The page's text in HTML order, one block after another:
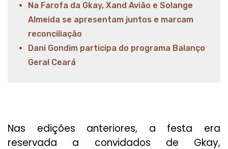
Na Farofa da Gkay, Xand Avião e Solange
Almeida se apresentam juntos e marcam
reconciliação
Dani Gondim participa do programa Balanço
Geral Ceará
Nas edições anteriores, a festa era
reservada a convidados de Gkay,